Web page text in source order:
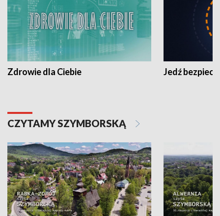
Zdrowie dla Ciebie Jedź
CZYTAMY SZYMBORSKĄ